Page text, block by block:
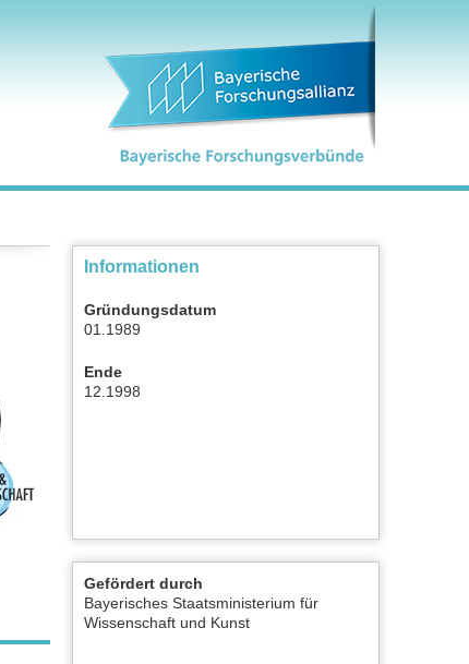
Informationen
Gründungsdatum
01.1989
Ende
12.1998
Gefördert durch
Bayerisches Staatsministerium für
Wissenschaft und Kunst